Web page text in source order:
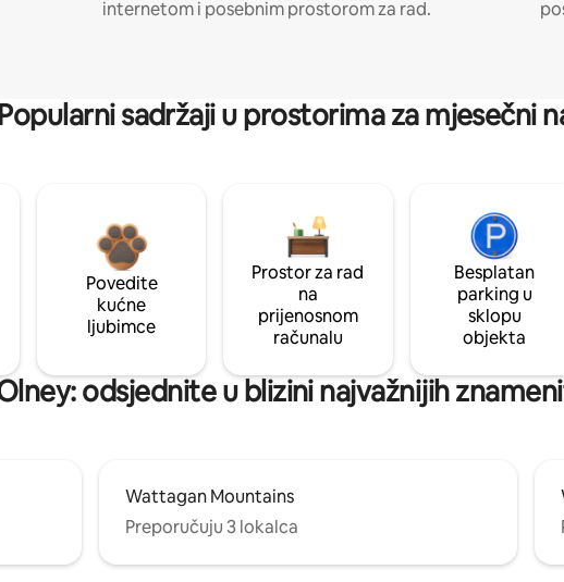
internetom i posebnim prostorom za rad.
Popularni sadržaji u prostorima za mjesečni
Povedite
kućne
ljubimce
Prostor za rad
na
prijenosnom
računalu
Besplatan
parking u
sklopu
objekta
odsjednite u blizini najvažnijih
Wattagan Mountains
Preporučuju 3 lokalca